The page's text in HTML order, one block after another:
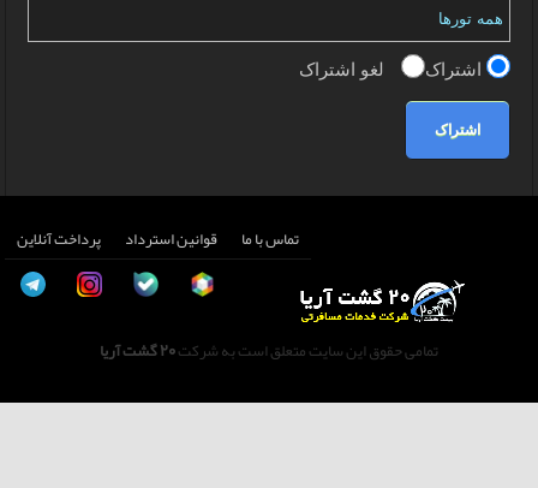
اشتراک لغو اشتراک
اشتراک
تماس با ما قوانین استرداد پرداخت آنلاین
تمامی حقوق این سایت متعلق است به شرکت20 گشت آریا